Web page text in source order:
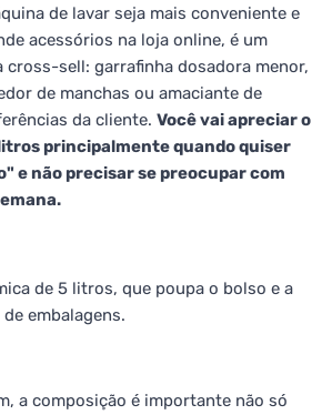
de lavar seja mais conveniente e
acessórios na loja online, é um
sell: garrafinha dosadora menor,
de manchas ou amaciante de
da cliente. Você vai apreciar o
principalmente quando quiser
e não precisar se preocupar com
de 5 litros, que poupa o bolso e a
embalagens.
a composição é importante não só